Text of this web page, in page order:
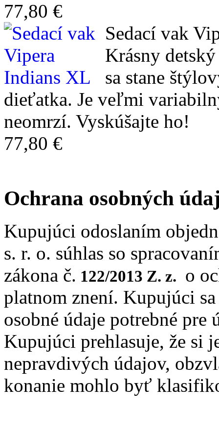
77,80 €
Sedací vak
Krásny
sa stane
dieťatka. Je veľmi
neomrzí. Vyskúšajte ho!
77,80 €
Ochrana osobných
Kupujúci odoslaním
s. r. o. súhlas so
zákona č. 122/2013 Z. z. o
platnom znení. Kupujúci
osobné údaje potrebné pre
Kupujúci prehlasuje, že si
nepravdivých údajov,
konanie mohlo byť